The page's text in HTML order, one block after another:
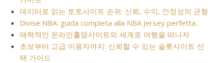
데이터로 읽는 토토사이트 순위: 신뢰, 수익, 안정성의 균형
Divise NBA: guida completa alla NBA Jersey perfetta…
매력적인 온라인홀덤사이트의 세계로 여행을 떠나자
초보부터 고급 이용자까지: 신뢰할 수 있는 슬롯사이트 선
택 가이드